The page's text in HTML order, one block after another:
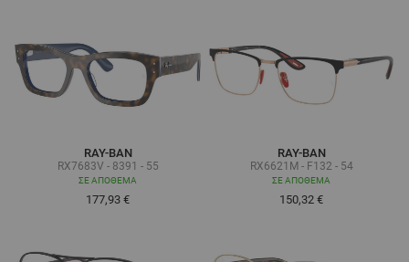
RAY-BAN
RX7683V - 8391 - 55
ΣΕ ΑΠΌΘΕΜΑ
177,93 €
RAY-BAN
RX6621M - F132 - 54
ΣΕ ΑΠΌΘΕΜΑ
150,32 €